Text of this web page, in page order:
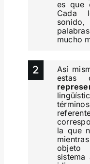
es que
Cada
mucho
Así
estas
la que
objeto